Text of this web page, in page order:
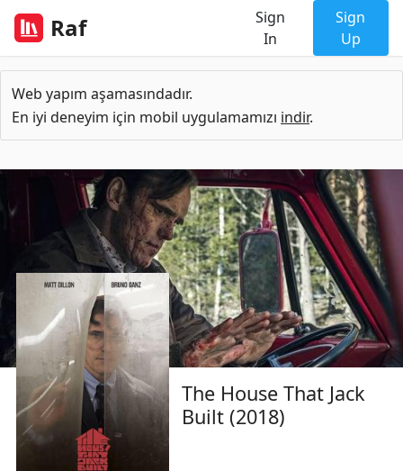
Raf
Sign
In
Sign
Up
Web yapım aşamasındadır.
En iyi deneyim için mobil uygulamamızı indir.
The House That Jack
Built (2018)